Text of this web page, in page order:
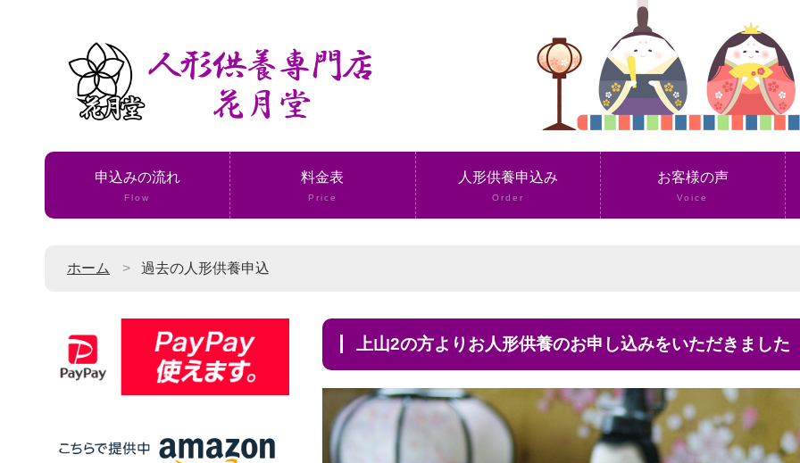
申込みの流れ
Flow
料金表
Price
人形供養申込み
Order
お客様の声
Voice
ホーム 過去の人形供養申込
上山2の方よりお人形供養のお申し込みをいただきました